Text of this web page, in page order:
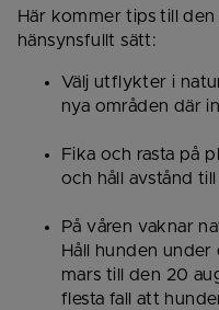
Här kommer tips till
hänsynsfullt sätt:
Välj utflykter i
nya områden där
Fika och rasta på
och håll avstånd
På våren vaknar
Håll hunden under
mars till den 20
flesta fall att